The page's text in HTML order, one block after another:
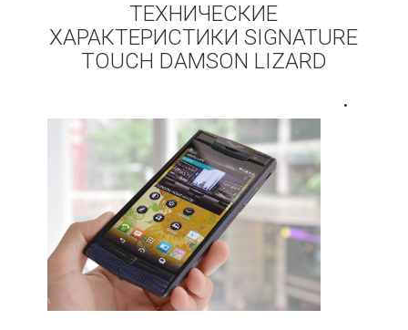
ТЕХНИЧЕСКИЕ
ХАРАКТЕРИСТИКИ SIGNATURE
TOUCH DAMSON LIZARD
•